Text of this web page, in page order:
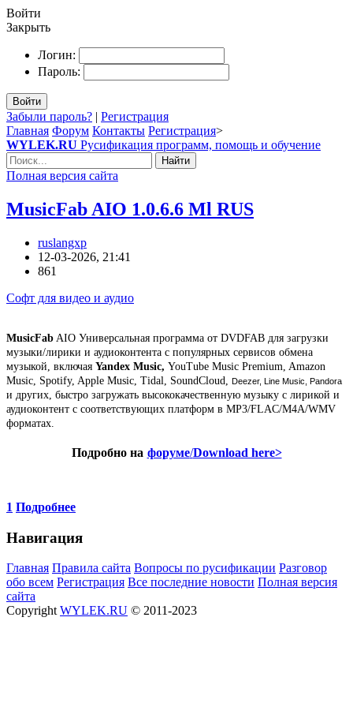
Войти
Закрыть
Логин:
Пароль:
Войти
Забыли пароль? | Регистрация
Главная Форум Контакты Регистрация>
WYLEK.RU Русификация программ, помощь и обучение
Найти
Полная версия сайта
MusicFab AIO 1.0.6.6 Ml RUS
ruslangxp
12-03-2026, 21:41
861
Софт для видео и аудио
MusicFab AIO Универсальная программа от DVDFAB для загрузки
музыки/лирики и аудиоконтента с популярных сервисов обмена
музыкой, включая Yandex Music, YouTube Music Premium, Amazon
Music, Spotify, Apple Music, Tidal, SoundCloud,
Deezer, Line Music, Pandora
и других, быстро загружать высококачественную музыку с лирикой и
аудиоконтент с соответствующих платформ в MP3/FLAC/M4A/WMV
форматах.
Подробно на форуме/Download here>
1 Подробнее
Навигация
Главная Правила сайта Вопросы по русификации Разговор
обо всем Регистрация Все последние новости Полная версия
сайта
Copyright WYLEK.RU © 2011-2023